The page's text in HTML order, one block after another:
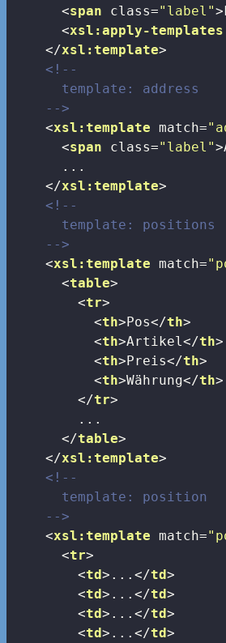
<span class="label">
<xsl:apply-templates
</xsl:template>
<!--
      template: address
    -->
<xsl:template match=
<span class="label">
      ...
</xsl:template>
<!--
      template: positions
    -->
<xsl:template match=
<table>
<tr>
<th>Pos</th>
<th>Artikel</th>
<th>Preis</th>
<th>Währung</th>
</tr>
        ...
</table>
</xsl:template>
<!--
      template: position
    -->
<xsl:template match=
<tr>
<td> ...</td>
<td> ...</td>
<td> ...</td>
<td> ...</td>